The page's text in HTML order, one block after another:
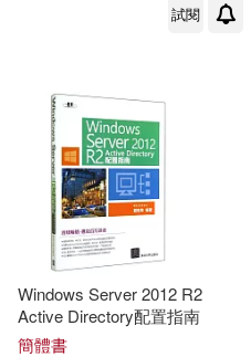
試閱
Windows Server 2012 R2
Active Directory配置指南
簡體書